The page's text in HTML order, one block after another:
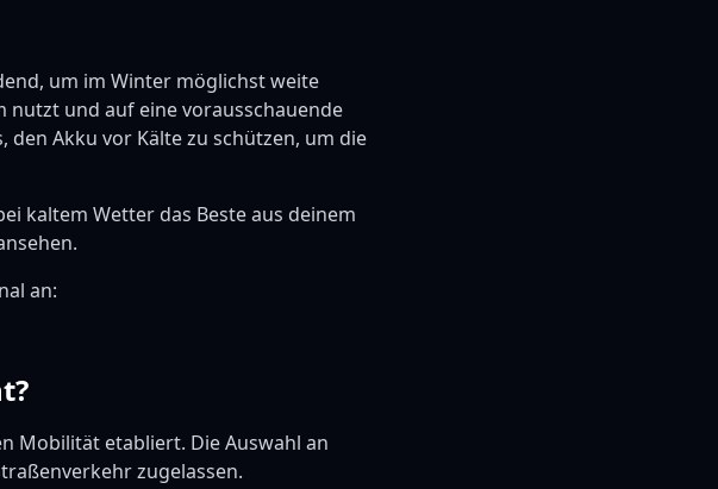
um im Winter möglichst weite
nutzt und auf eine vorausschauende
Akku vor Kälte zu schützen, um die
kaltem Wetter das Beste aus deinem
an:
Mobilität etabliert. Die Auswahl an
zugelassen.